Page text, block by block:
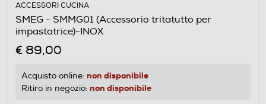
ACCESSORI CUCINA
SMEG - SMMG01 (Accessorio tritatutto per
impastatrice)-INOX
€ 89,00
Acquisto online: non disponibile
Ritiro in negozio: non disponibile